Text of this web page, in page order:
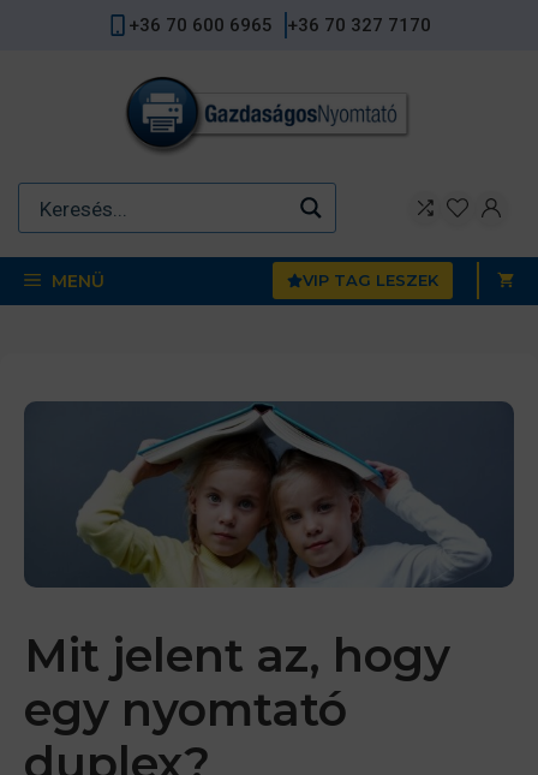
+36 70 600 6965 +36 70 327 7170
MENÜ VIP TAG LESZEK
Mit jelent az, hogy
egy nyomtató
duplex?